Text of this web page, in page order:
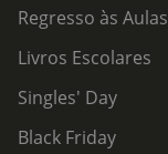
Regresso às Aulas
Livros Escolares
Singles' Day
Black Friday